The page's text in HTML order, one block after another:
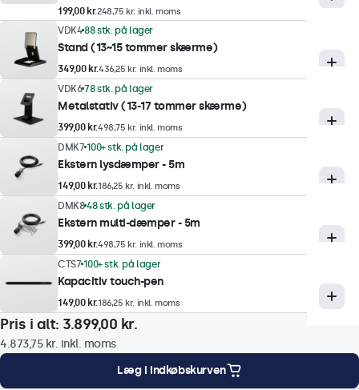
178° Horisontal, 178° vertikal
Responstid
10 ms
Understøttede opløsninger
1920 x 1080 (max), 640 x 480 (min)
Touch-teknologi
Kapacitiv
Berøringspunkter
10-trykpunkter (Multi-Touch)
Touch-interface
USB HID-kompatibel
Kontrol
Stylus, hånd, handske
Understøttelse af gestus
199,00 kr.248,75 kr. inkl. moms
VDK4 88 stk. på lager
Stand (13~15 tommer skærme)
349,00 kr.436,25 kr. inkl. moms
VDK6 78 stk. på lager
Metalstativ (13-17 tommer skærme)
399,00 kr.498,75 kr. inkl. moms
DMK7 100+ stk. på lager
Ekstern lysdæmper - 5m
149,00 kr.186,25 kr. inkl. moms
DMK8 48 stk. på lager
Ekstern multi-dæmper - 5m
399,00 kr.498,75 kr. inkl. moms
CTS7 100+ stk. på lager
Kapacitiv touch-pen
149,00 kr.186,25 kr. inkl. moms
Pris i alt: 3.899,00 kr.
4.873,75 kr. inkl. moms
Læg i indkøbskurven